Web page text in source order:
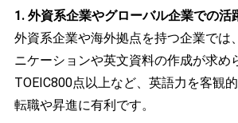
1. 外資系企業やグローバル企業での活
外資系企業や海外拠点を持つ企業では
ニケーションや英文資料の作成が求め
TOEIC800点以上など、英語力を客観
転職や昇進に有利です。